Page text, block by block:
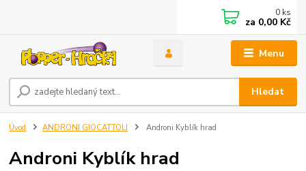
Menu
Hledat
0 ks
za 0,00 Kč
Úvod ANDRONI GIOCATTOLI Androni Kyblík hrad
Androni Kyblík hrad